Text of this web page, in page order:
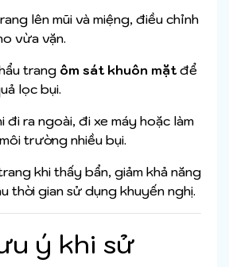
lên mũi và miệng, điều chỉnh
vừa vặn.
trang ôm sát khuôn mặtđể
lọc bụi.
đi ra ngoài, đi xe máy hoặc làm
trường nhiều bụi.
khi thấy bẩn, giảm khả năng
thời gian sử dụng khuyến nghị.
ý khi sử